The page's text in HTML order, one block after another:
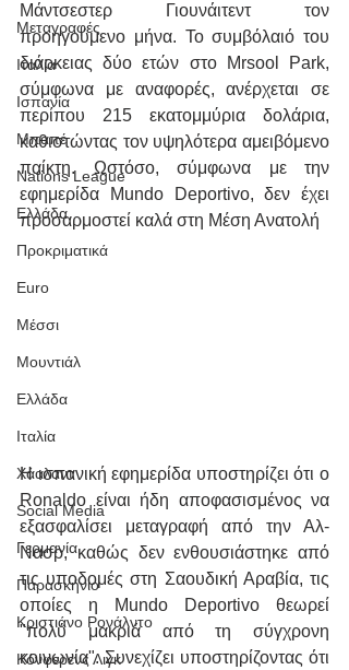
Μεταγραφές
Ιταλία
Ισπανία
Μπαπέ
Nations League
Ελλάδα
Προκριματικά
Euro
Μέσσι
Μουντιάλ
Ελλάδα
Ιταλία
Χάαλαντ
Social Media
Γερμανία
Παρασκήνιο
Κριστιάνο Ρονάλντο
Κόνφερενς Λιγκ
Μάντσεστερ Γιουνάιτεντ τον
προηγούμενο μήνα. Το συμβόλαιό του
διάρκειας δύο ετών στο Mrsool Park,
σύμφωνα με αναφορές, ανέρχεται σε
περίπου 215 εκατομμύρια δολάρια,
καθιστώντας τον υψηλότερα αμειβόμενο
παίκτη. Ωστόσο, σύμφωνα με την
εφημερίδα Mundo Deportivo, δεν έχει
προσαρμοστεί καλά στη Μέση Ανατολή
Η ισπανική εφημερίδα υποστηρίζει ότι ο
Ronaldo είναι ήδη αποφασισμένος να
εξασφαλίσει μεταγραφή από την Αλ-
Νασρ, καθώς δεν ενθουσιάστηκε από
τις υποδομές στη Σαουδική Αραβία, τις
οποίες η Mundo Deportivo θεωρεί
"πολύ μακριά από τη σύγχρονη
κοινωνία". Συνεχίζει υποστηρίζοντας ότι